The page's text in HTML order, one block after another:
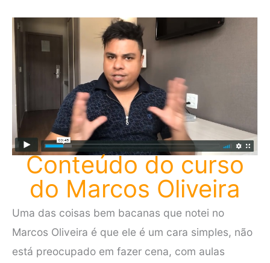
Conteúdo do curso
do Marcos Oliveira
Uma das coisas bem bacanas que notei no
Marcos Oliveira é que ele é um cara simples, não
está preocupado em fazer cena, com aulas